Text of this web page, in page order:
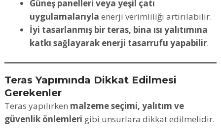
Güneş panelleri veya yeşil çatı
uygulamalarıyla enerji verimliliği artırılabilir.
İyi tasarlanmış bir teras, bina ısı yalıtımına
katkı sağlayarak enerji tasarrufu yapabilir.
Teras Yapımında Dikkat Edilmesi
Gerekenler
Teras yapılırken malzeme seçimi, yalıtım ve
güvenlik önlemleri gibi unsurlara dikkat edilmelidir.